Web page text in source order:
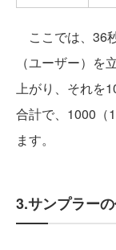
ここでは、36
（ユーザー）
上がり、それを
合計で、1000（
ます。
3.サンプラー